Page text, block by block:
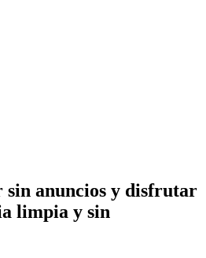
sin anuncios y disfrutar
limpia y sin